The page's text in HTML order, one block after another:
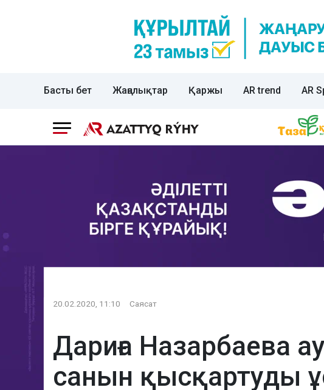
Басты бет Жаңалықтар Қаржы AR trend AR
20.02.2020, 11:10 Саясат
Дариға
санын қысқартуды